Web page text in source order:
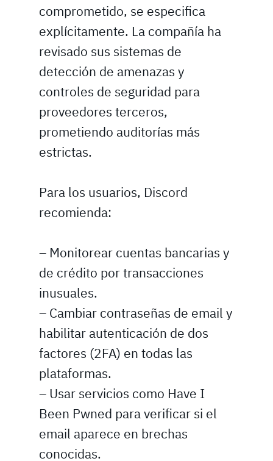
comprometido, se especifica
explícitamente. La compañía ha
revisado sus sistemas de
detección de amenazas y
controles de seguridad para
proveedores terceros,
prometiendo auditorías más
estrictas.
Para los usuarios, Discord
recomienda:
– Monitorear cuentas bancarias y
de crédito por transacciones
inusuales.
– Cambiar contraseñas de email y
habilitar autenticación de dos
factores (2FA) en todas las
plataformas.
– Usar servicios como Have I
Been Pwned para verificar si el
email aparece en brechas
conocidas.